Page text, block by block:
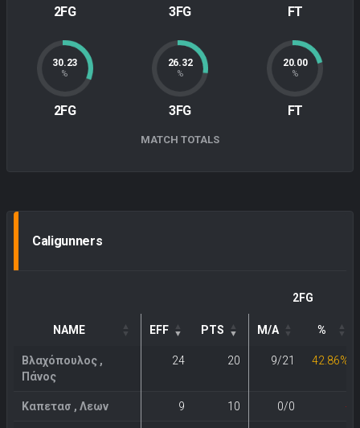
2FG 3FG FT
30.23
%
2FG
26.32
%
3FG
20.00
%
FT
MATCH TOTALS
Caligunners
2FG
NAME EFF PTS M/A %
Βλαχόπουλος ,
Πάνος
24 20 9/21 42.86%
Καπετασ , Λεων 9 10 0/0 -